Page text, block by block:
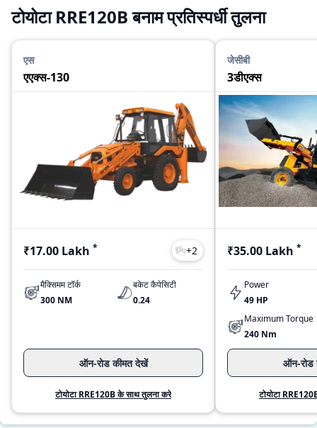
टोयोटा RRE120B बनाम प्रतिस्पर्धी तुलना
एस
एएक्स-130
₹17.00 Lakh * +2
मैक्सिमम टॉर्क
300 NM
बकेट कैपेसिटी
0.24
ऑन-रोड कीमत देखें
टोयोटा RRE120B के साथ तुलना करे
जेसीबी
3डीएक्स
₹35.00 Lakh *
Power
49 HP
Maximum Torque
240 Nm
ऑन-रोड
टोयोटा